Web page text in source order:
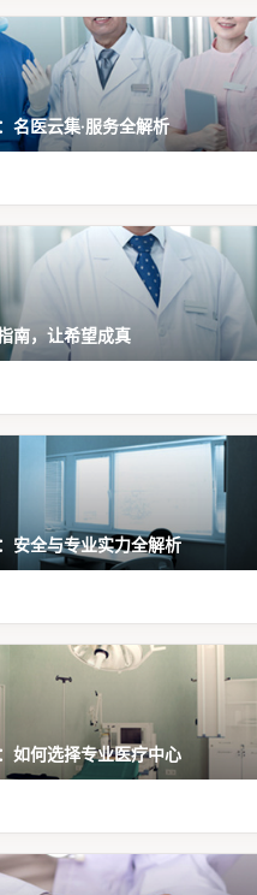
名医云集·服务全解析
南，让希望成真
安全与专业实力全解析
如何选择专业医疗中心